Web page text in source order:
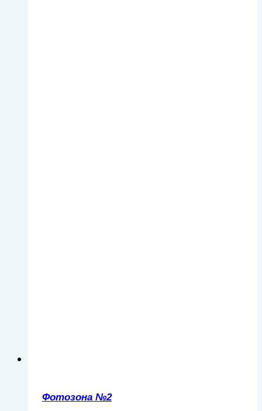
Фотозона №2